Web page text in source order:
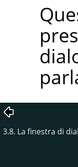
3.8. La finestra di